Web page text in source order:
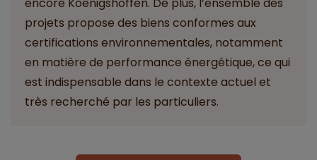
encore Koenigshoffen. De plus, l’ensemble des
projets propose des biens conformes aux
certifications environnementales, notamment
en matière de performance énergétique, ce qui
est indispensable dans le contexte actuel et
très recherché par les particuliers.